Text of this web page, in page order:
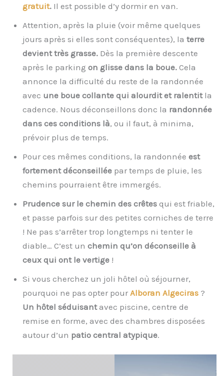
gratuit. Il est possible d’y dormir en van.
Attention, après la pluie (voir même quelques
jours après si elles sont conséquentes), la terre
devient très grasse. Dès la première descente
après le parking on glisse dans la boue. Cela
annonce la difficulté du reste de la randonnée
avec une boue collante qui alourdit et ralentitla
cadence. Nous déconseillons donc la randonnée
dans ces conditions là, ou il faut, à minima,
prévoir plus de temps.
Pour ces mêmes conditions, la randonnée est
fortement déconseillée par temps de pluie, les
chemins pourraient être immergés.
Prudence sur le chemin des crêtes qui est friable,
et passe parfois sur des petites corniches de terre
! Ne pas s’arrêter trop longtemps ni tenter le
diable… C’est un chemin qu’on déconseille à
ceux qui ont le vertige !
Si vous cherchez un joli hôtel où séjourner,
pourquoi ne pas opter pour Alboran Algeciras ?
Un hôtel séduisantavec piscine, centre de
remise en forme, avec des chambres disposées
autour d’un patio central atypique.